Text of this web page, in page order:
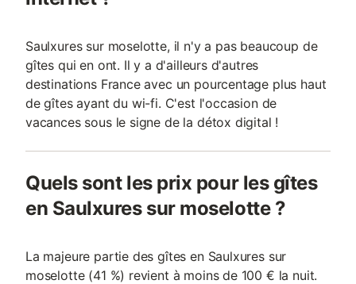
Saulxures sur moselotte, il n'y a pas beaucoup de
gîtes qui en ont. Il y a d'ailleurs d'autres
destinations France avec un pourcentage plus haut
de gîtes ayant du wi-fi. C'est l'occasion de
vacances sous le signe de la détox digital !
Quels sont les prix pour les gîtes
en Saulxures sur moselotte ?
La majeure partie des gîtes en Saulxures sur
moselotte (41 %) revient à moins de 100 € la nuit.